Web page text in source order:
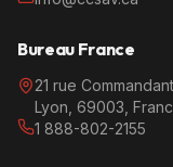
Bureau France
21 rue
Lyon, 69003,
1 888-802-2155